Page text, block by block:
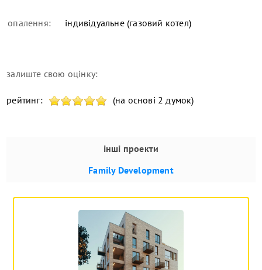
опалення: індивідуальне (газовий котел)
залиште свою оцінку:
рейтинг: (на основі 2 думок)
інші проекти
Family Development